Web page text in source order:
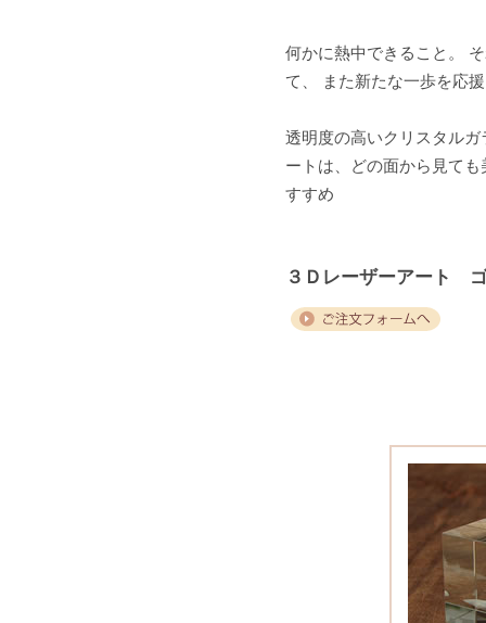
何かに熱中できること。
て、 また新たな一歩を応
透明度の高いクリスタル
ートは、どの面から見て
すすめ
３Ｄレーザーアート